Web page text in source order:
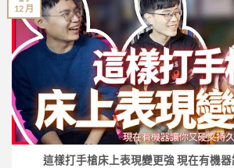
戀
小
40
歲
熟
付
出
慘
痛
代
台
割
包
皮
有
或
健
保
補
助
嗎？
「幫
自
己
結
紮」
術
畫
面
全
公
開〉
範】
醫
生
居
刀
自
宮？
泌
醫
自
這樣打手槍床上表現變更強 現在有機
12 月